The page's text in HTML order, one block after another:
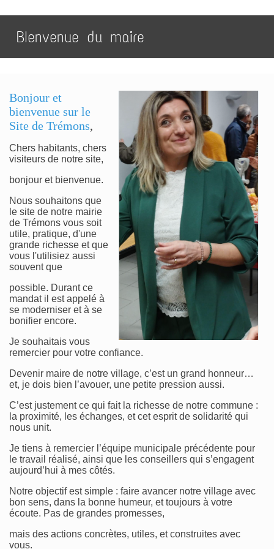
BIenvenue du maire
Bonjour et
bienvenue sur le
Site de Trémons,
Chers habitants, chers
visiteurs de notre site,
bonjour et bienvenue.
Nous souhaitons que
le site de notre mairie
de Trémons vous soit
utile, pratique, d'une
grande richesse et que
vous l'utilisiez aussi
souvent que
possible. Durant ce
mandat il est appelé à
se moderniser et à se
bonifier encore.
Je souhaitais vous
remercier pour votre confiance.
Devenir maire de notre village, c’est un grand honneur…
et, je dois bien l’avouer, une petite pression aussi.
C’est justement ce qui fait la richesse de notre commune :
la proximité, les échanges, et cet esprit de solidarité qui
nous unit.
Je tiens à remercier l’équipe municipale précédente pour
le travail réalisé, ainsi que les conseillers qui s’engagent
aujourd’hui à mes côtés.
Notre objectif est simple : faire avancer notre village avec
bon sens, dans la bonne humeur, et toujours à votre
écoute. Pas de grandes promesses,
mais des actions concrètes, utiles, et construites avec
vous.